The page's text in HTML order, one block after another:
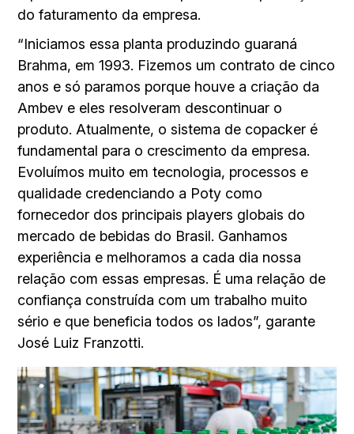
do faturamento da empresa.
“Iniciamos essa planta produzindo guaraná
Brahma, em 1993. Fizemos um contrato de cinco
anos e só paramos porque houve a criação da
Ambev e eles resolveram descontinuar o
produto. Atualmente, o sistema de copacker é
fundamental para o crescimento da empresa.
Evoluímos muito em tecnologia, processos e
qualidade credenciando a Poty como
fornecedor dos principais players globais do
mercado de bebidas do Brasil. Ganhamos
experiência e melhoramos a cada dia nossa
relação com essas empresas. É uma relação de
confiança construída com um trabalho muito
sério e que beneficia todos os lados”, garante
José Luiz Franzotti.